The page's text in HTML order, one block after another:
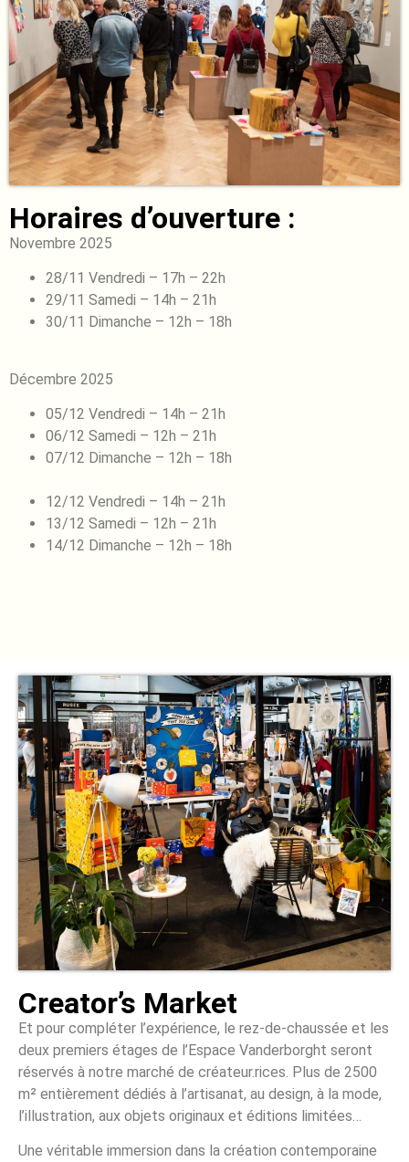
Horaires d’ouverture :
Novembre 2025
28/11 Vendredi – 17h – 22h
29/11 Samedi – 14h – 21h
30/11 Dimanche – 12h – 18h
Décembre 2025
05/12 Vendredi – 14h – 21h
06/12 Samedi – 12h – 21h
07/12 Dimanche – 12h – 18h
12/12 Vendredi – 14h – 21h
13/12 Samedi – 12h – 21h
14/12 Dimanche – 12h – 18h
Creator’s Market
Et pour compléter l’expérience, le rez-de-chaussée et les
deux premiers étages de l’Espace Vanderborght seront
réservés à notre marché de créateur.rices. Plus de 2500
m² entièrement dédiés à l’artisanat, au design, à la mode,
l’illustration, aux objets originaux et éditions limitées…
Une véritable immersion dans la création contemporaine